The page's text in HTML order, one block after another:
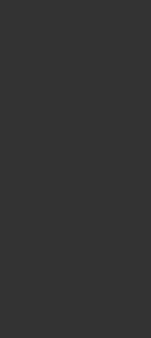
ッシュ